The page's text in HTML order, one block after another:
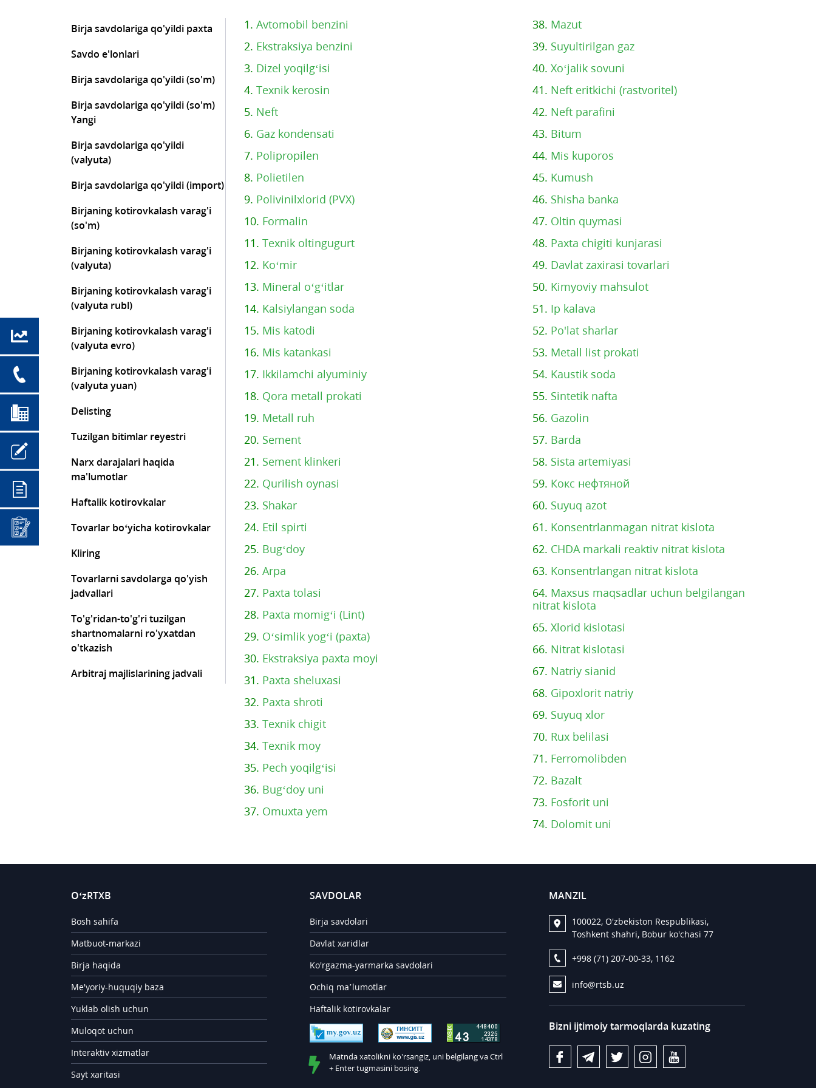
Birja savdolariga qo'yildi paxta
Savdo e'lonlari
Birja savdolariga qo'yildi (so'm)
Birja savdolariga qo'yildi (so'm)
Yangi
Birja savdolariga qo'yildi
(valyuta)
Birja savdolariga qo'yildi (import)
Birjaning kotirovkalash varag'i
(so'm)
Birjaning kotirovkalash varag'i
(valyuta)
Birjaning kotirovkalash varag'i
(valyuta rubl)
Birjaning kotirovkalash varag'i
(valyuta evro)
Birjaning kotirovkalash varag'i
(valyuta yuan)
Delisting
Tuzilgan bitimlar reyestri
Narx darajalari haqida
ma'lumotlar
Haftalik kotirovkalar
Tovarlar bo‘yicha kotirovkalar
Kliring
Tovarlarni savdolarga qo'yish
jadvallari
To'g'ridan-to'g'ri tuzilgan
shartnomalarni ro'yxatdan
o'tkazish
Arbitraj majlislarining jadvali
1. Avtomobil benzini
2. Ekstraksiya benzini
3. Dizel yoqilg‘isi
4. Texnik kerosin
5. Neft
6. Gaz kondensati
7. Polipropilen
8. Polietilen
9. Polivinilxlorid (PVX)
10. Formalin
11. Texnik oltingugurt
12. Ko‘mir
13. Mineral o‘g‘itlar
14. Kalsiylangan soda
15. Mis katodi
16. Mis katankasi
17. Ikkilamchi alyuminiy
18. Qora metall prokati
19. Metall ruh
20. Sement
21. Sement klinkeri
22. Qurilish oynasi
23. Shakar
24. Etil spirti
25. Bug‘doy
26. Arpa
27. Paxta tolasi
28. Paxta momig‘i (Lint)
29. O‘simlik yog‘i (paxta)
30. Ekstraksiya paxta moyi
31. Paxta sheluxasi
32. Paxta shroti
33. Texnik chigit
34. Texnik moy
35. Pech yoqilg‘isi
36. Bug‘doy uni
37. Omuxta yem
38. Mazut
39. Suyultirilgan gaz
40. Xo‘jalik sovuni
41. Neft eritkichi (rastvoritel)
42. Neft parafini
43. Bitum
44. Mis kuporos
45. Kumush
46. Shisha banka
47. Oltin quymasi
48. Paxta chigiti kunjarasi
49. Davlat zaxirasi tovarlari
50. Kimyoviy mahsulot
51. Ip kalava
52. Po'lat sharlar
53. Metall list prokati
54. Kaustik soda
55. Sintetik nafta
56. Gazolin
57. Barda
58. Sista artemiyasi
59. Кокс нефтяной
60. Suyuq azot
61. Konsentrlanmagan nitrat kislota
62. CHDA markali reaktiv nitrat kislota
63. Konsentrlangan nitrat kislota
64. Maxsus maqsadlar uchun belgilangan
nitrat kislota
65. Xlorid kislotasi
66. Nitrat kislotasi
67. Natriy sianid
68. Gipoxlorit natriy
69. Suyuq xlor
70. Rux belilasi
71. Ferromolibden
72. Bazalt
73. Fosforit uni
74. Dolomit uni
O‘zRTXB
Bosh sahifa
Matbuot-markazi
Birja haqida
Me'yoriy-huquqiy baza
Yuklab olish uchun
Muloqot uchun
Interaktiv xizmatlar
Sayt xaritasi
SAVDOLAR
Birja savdolari
Davlat xaridlar
Ko'rgazma-yarmarka savdolari
Ochiq ma’lumotlar
Haftalik kotirovkalar
Matnda xatolikni ko'rsangiz, uni belgilang va Ctrl
+ Enter tugmasini bosing.
MANZIL
100022, O'zbekiston Respublikasi,
Toshkent shahri, Bobur ko'chasi 77
+998 (71) 207-00-33, 1162
info@rtsb.uz
Bizni ijtimoiy tarmoqlarda kuzating